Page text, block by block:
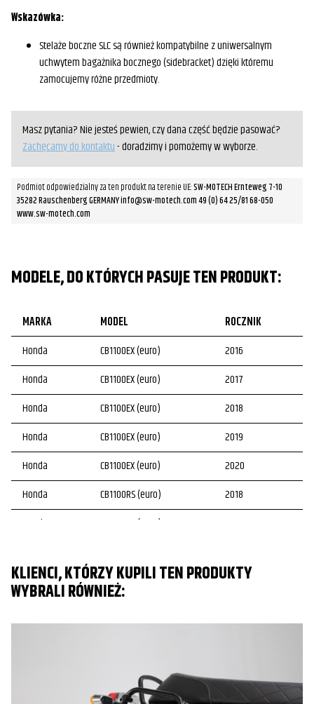
Wskazówka:
Stelaże boczne SLC są również kompatybilne z uniwersalnym
uchwytem bagażnika bocznego (sidebracket) dzięki któremu
zamocujemy różne przedmioty.
Masz pytania? Nie jesteś pewien, czy dana część będzie pasować?
Zachęcamy do kontaktu- doradzimy i pomożemy w wyborze.
Podmiot odpowiedzialny za ten produkt na terenie UE:SW-MOTECH Ernteweg 7-10
35282 Rauschenberg GERMANY info@sw-motech.com 49 (0) 64 25/81 68-050
www.sw-motech.com
MODELE, DO KTÓRYCH PASUJE TEN PRODUKT:
MARKA MODEL
ROCZNIK
Honda
CB1100EX (euro)
2016
Honda
CB1100EX (euro)
2017
Honda
CB1100EX (euro)
2018
Honda
CB1100EX (euro)
2019
Honda
CB1100EX (euro)
2020
Honda
CB1100RS (euro)
2018
Honda
CB1100RS (euro)
KLIENCI, KTÓRZY KUPILI TEN PRODUKTY
WYBRALI RÓWNIEŻ: